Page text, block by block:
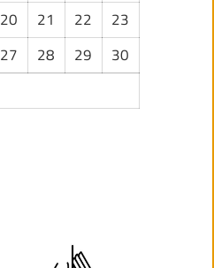
20 21 22
23
27 28 29
30